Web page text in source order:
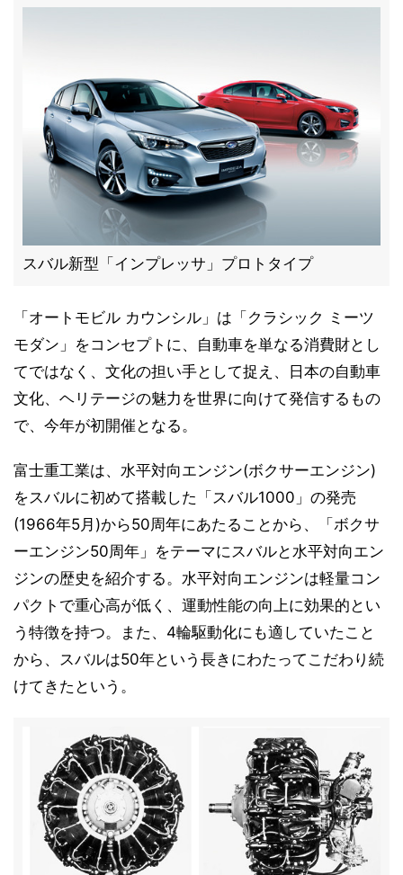
スバル新型「インプレッサ」プロトタイプ
「オートモビル カウンシル」は「クラシック ミーツ
モダン」をコンセプトに、自動車を単なる消費財とし
てではなく、文化の担い手として捉え、日本の自動車
文化、ヘリテージの魅力を世界に向けて発信するもの
で、今年が初開催となる。
富士重工業は、水平対向エンジン(ボクサーエンジン)
をスバルに初めて搭載した「スバル1000」の発売
(1966年5月)から50周年にあたることから、「ボクサ
ーエンジン50周年」をテーマにスバルと水平対向エン
ジンの歴史を紹介する。水平対向エンジンは軽量コン
パクトで重心高が低く、運動性能の向上に効果的とい
う特徴を持つ。また、4輪駆動化にも適していたこと
から、スバルは50年という長きにわたってこだわり続
けてきたという。